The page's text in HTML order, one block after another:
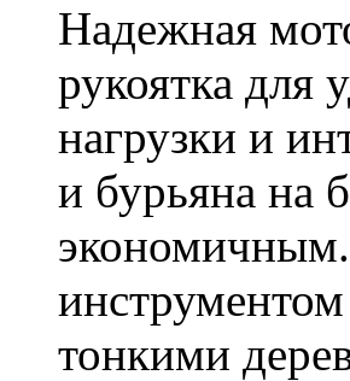
Надежная
рукоятка для
нагрузки и
и бурьяна на
тонкими